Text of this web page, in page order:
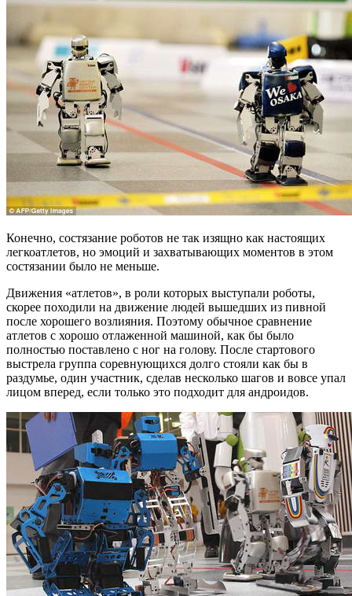
Конечно, состязание роботов не так изящно как настоящих
легкоатлетов, но эмоций и захватывающих моментов в этом
состязании было не меньше.
Движения «атлетов», в роли которых выступали роботы,
скорее походили на движение людей вышедших из пивной
после хорошего возлияния. Поэтому обычное сравнение
атлетов с хорошо отлаженной машиной, как бы было
полностью поставлено с ног на голову. После стартового
выстрела группа соревнующихся долго стояли как бы в
раздумье, один участник, сделав несколько шагов и вовсе упал
лицом вперед, если только это подходит для андроидов.